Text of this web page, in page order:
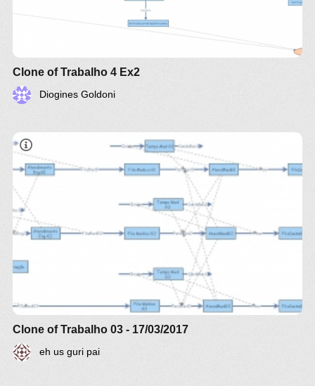
Clone of Trabalho 4 Ex2
Diogines Goldoni
Clone of Trabalho 03 - 17/03/2017
eh us guri pai